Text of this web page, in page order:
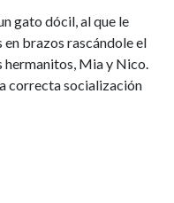
gato dócil, al que le
brazos rascándole el
Mia y Nico.
correcta socialización